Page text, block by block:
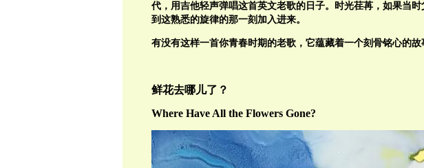
代，用吉他轻声弹唱这首英文老歌的日子。时光荏苒，如果当
到这熟悉的旋律的那一刻加入进来。
有没有这样一首你青春时期的老歌，它蕴藏着一个刻骨铭心的故
鲜花去哪儿了？
Where Have All the Flowers Gone?